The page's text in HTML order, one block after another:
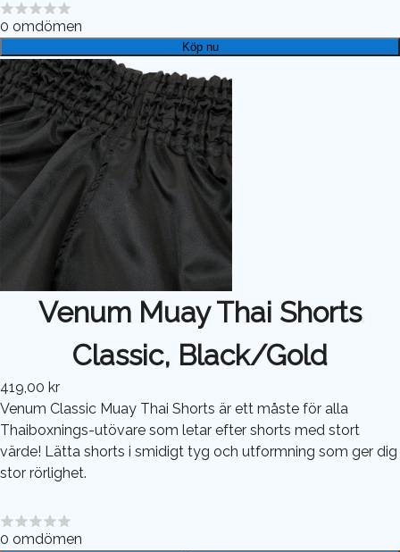
0 omdömen
Köp nu
Venum Muay Thai Shorts
Classic, Black/Gold
419,00 kr
Venum Classic Muay Thai Shorts är ett måste för alla
Thaiboxnings-utövare som letar efter shorts med stort
värde! Lätta shorts i smidigt tyg och utformning som ger dig
stor rörlighet.
0 omdömen